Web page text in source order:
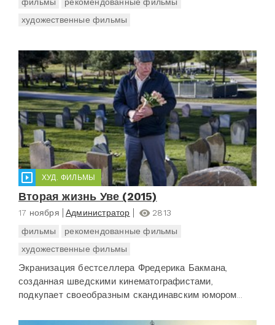
художественные фильмы
ХУД. ФИЛЬМЫ
Вторая жизнь Уве (2015)
17 ноября Администратор
2813
фильмы
рекомендованные фильмы
художественные фильмы
Экранизация бестселлера Фредерика Бакмана,
созданная шведскими кинематографистами,
подкупает своеобразным скандинавским юмором...